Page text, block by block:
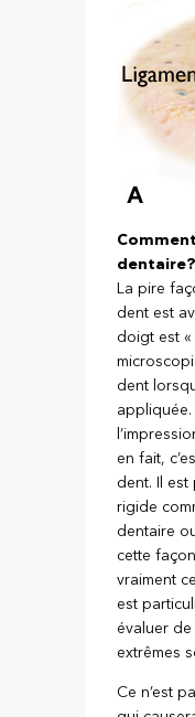
dentaire?
La pire
dent est
doigt est «
dent
en fait,
dent. Il est
rigide
dentaire
cette
vraiment
est
évaluer
extrêmes
Ce n’est